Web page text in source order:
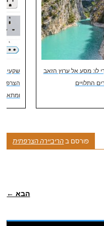
דִי לוּ: מסע אל ערוץ הזאב
התלויים
שקעי
פורסם בהריביירה הצרפתית
הבא ←